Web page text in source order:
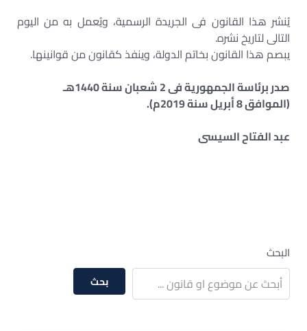
يُنشر هذا القانون فى الجريدة الرسمية، ويُعمل به من اليوم
التالى لتاريخ نشره.
يبصم هذا القانون بخاتم الدولة، وينفذ كقانون من قوانينها.
صدر برئاسة الجمهورية فى 2 شعبان سنة 1440هـ
(الموافق 8 أبريل سنة 2019م).
عبد الفتاح السيسى
البحث
بحث